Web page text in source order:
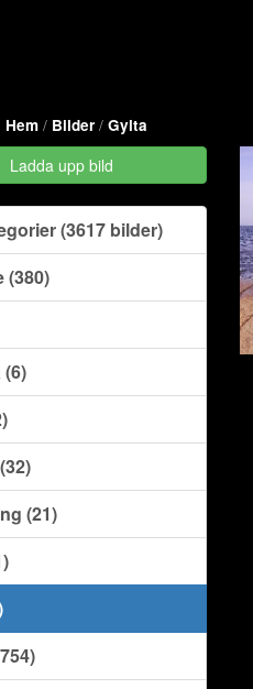
Hem / Bilder / Gylta
Ladda upp bild
(3617 bilder)
(380)
(21)